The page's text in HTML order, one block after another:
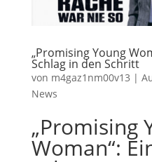
„Promising Young
Schlag in den Schritt
von m4gaz1nm00v13 |
News
„Promising
Woman“: